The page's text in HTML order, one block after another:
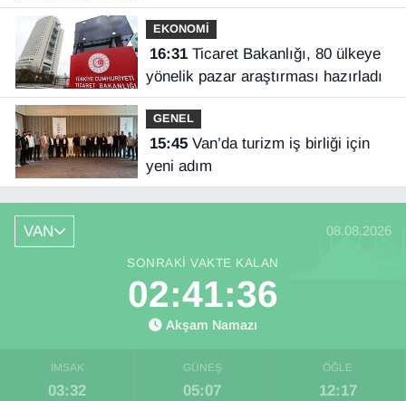
kurtardı
EKONOMİ
16:31Ticaret Bakanlığı, 80 ülkeye
yönelik pazar araştırması hazırladı
GENEL
15:45Van’da turizm iş birliği için
yeni adım
VAN 08.08.2026
SONRAKI VAKTE KALAN
02:41:35
Akşam Namazı
İMSAK
03:32
GÜNEŞ
05:07
ÖĞLE
12:17